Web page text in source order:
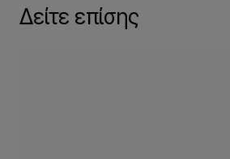
Δείτε επίσης